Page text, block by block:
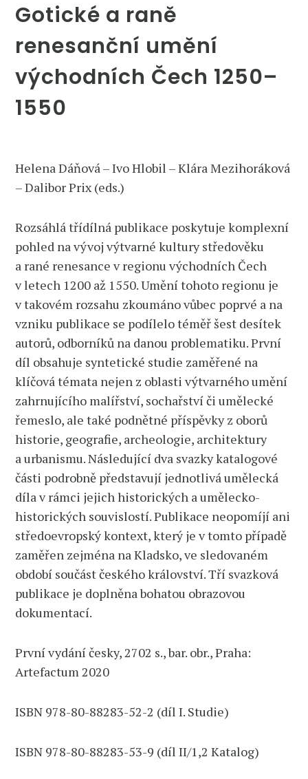
Gotické a raně
renesanční umění
východních Čech 1250–
1550
Helena Dáňová – Ivo Hlobil – Klára Mezihoráková
– Dalibor Prix (eds.)
Rozsáhlá třídílná publikace poskytuje komplexní
pohled na vývoj výtvarné kultury středověku
a rané renesance v regionu východních Čech
v letech 1200 až 1550. Umění tohoto regionu je
v takovém rozsahu zkoumáno vůbec poprvé a na
vzniku publikace se podílelo téměř šest desítek
autorů, odborníků na danou problematiku. První
díl obsahuje syntetické studie zaměřené na
klíčová témata nejen z oblasti výtvarného umění
zahrnujícího malířství, sochařství či umělecké
řemeslo, ale také podnětné příspěvky z oborů
historie, geografie, archeologie, architektury
a urbanismu. Následující dva svazky katalogové
části podrobně představují jednotlivá umělecká
díla v rámci jejich historických a umělecko-
historických souvislostí. Publikace neopomíjí ani
středoevropský kontext, který je v tomto případě
zaměřen zejména na Kladsko, ve sledovaném
období součást českého království. Tří svazková
publikace je doplněna bohatou obrazovou
dokumentací.
První vydání česky, 2702 s., bar. obr., Praha:
Artefactum 2020
ISBN 978-80-88283-52-2 (díl I. Studie)
ISBN 978-80-88283-53-9 (díl II/1,2 Katalog)